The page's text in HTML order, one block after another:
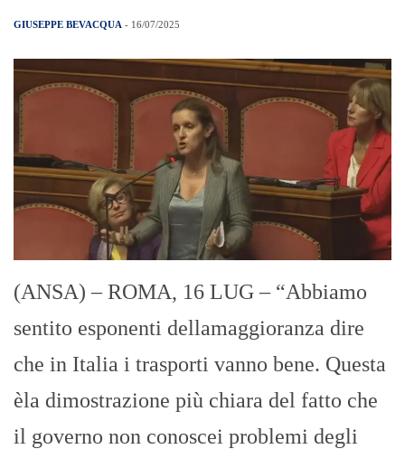
GIUSEPPE BEVACQUA - 16/07/2025
(ANSA) – ROMA, 16 LUG – “Abbiamo
sentito esponenti dellamaggioranza dire
che in Italia i trasporti vanno bene. Questa
èla dimostrazione più chiara del fatto che
il governo non conoscei problemi degli